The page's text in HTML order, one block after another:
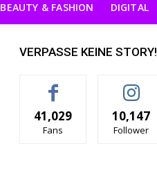
BEAUTY & FASHION DIGITAL
VERPASSE KEINE STORY!
41,029
Fans
10,147
Follower